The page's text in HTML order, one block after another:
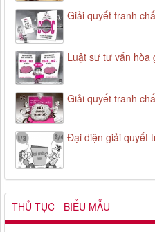
Giải quyết tranh
Luật sư tư vấn hòa
Giải quyết tranh
Đại diện giải quyết
THỦ TỤC - BIỂU MẪU